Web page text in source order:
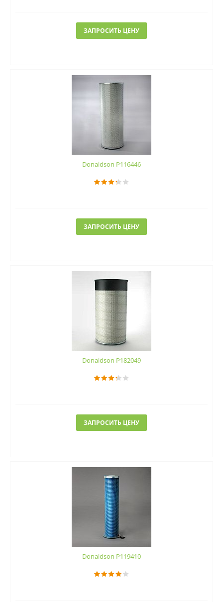
ЗАПРОСИТЬ ЦЕНУ
Donaldson P116446
ЗАПРОСИТЬ ЦЕНУ
Donaldson P182049
ЗАПРОСИТЬ ЦЕНУ
Donaldson P119410